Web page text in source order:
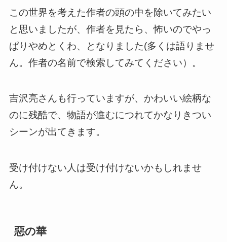
この世界を考えた作者の頭の中を除いてみたい
と思いましたが、作者を見たら、怖いのでやっ
ぱりやめとくわ、となりました(多くは語りませ
ん。作者の名前で検索してみてください）。
吉沢亮さんも行っていますが、かわいい絵柄な
のに残酷で、物語が進むにつれてかなりきつい
シーンが出てきます。
受け付けない人は受け付けないかもしれませ
ん。
惡の華